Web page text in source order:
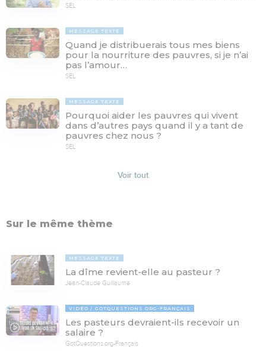
SEL
MESSAGE TEXTE
Quand je distribuerais tous mes biens
pour la nourriture des pauvres, si je n’ai
pas l’amour…
SEL
MESSAGE TEXTE
Pourquoi aider les pauvres qui vivent
dans d’autres pays quand il y a tant de
pauvres chez nous ?
SEL
Voir tout
Sur le même thème
MESSAGE TEXTE
La dîme revient-elle au pasteur ?
Jean-Claude Guillaume
03:57
VIDÉO GOTQUESTIONS.ORG-FRANÇAIS
Les pasteurs devraient-ils recevoir un
salaire ?
GotQuestions.org-Français